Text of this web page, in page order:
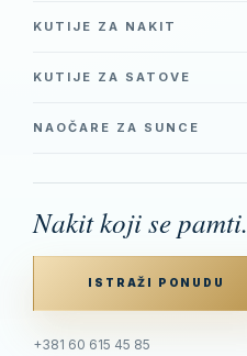
KUTIJE ZA NAKIT
KUTIJE ZA SATOVE
NAOČARE ZA SUNCE
Nakit koji se pamti.
ISTRAŽI PONUDU
+381 60 615 45 85